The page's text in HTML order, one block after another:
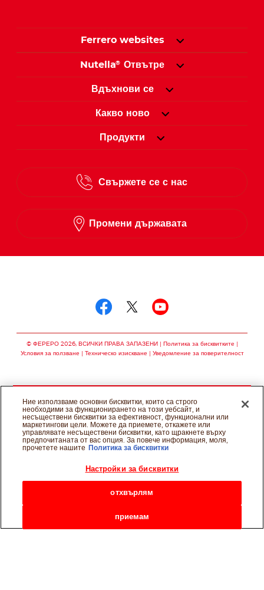
Ferrero websites
Nutella® Отвътре
Вдъхнови се
Какво ново
Продукти
Свържете се с нас
Промени държавата
© ФЕРЕРО 2026, ВСИЧКИ ПРАВА ЗАПАЗЕНИ
Политика за бисквитките
Условия за ползване
Техническо изискване Уведомление за поверителност
Ние използваме основни бисквитки, които са строго
необходими за функционирането на този уебсайт, и
несъществени бисквитки за ефективност, функционални или
маркетингови цели. Можете да приемете, откажете или
управлявате несъществени бисквитки, като щракнете върху
предпочитаната от вас опция. За повече информация, моля,
прочетете нашите
Политика за бисквитки
Настройки за бисквитки
отхвърлям
приемам